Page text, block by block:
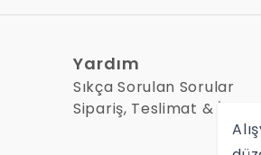
Yardım
Sıkça Sorulan Sorular
Sipariş, Teslimat & İade